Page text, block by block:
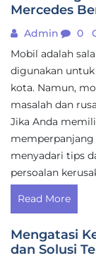
Mercedes
Admin 0
Mobil adalah
digunakan
kota. Namun,
masalah dan
Jika Anda
menyadari tips
persoalan
Read More
Mengatasi
dan Solusi